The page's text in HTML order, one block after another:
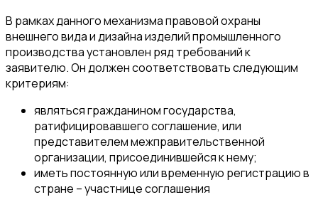
В рамках данного механизма правовой охраны
внешнего вида и дизайна изделий промышленного
производства установлен ряд требований к
заявителю. Он должен соответствовать следующим
критериям:
являться гражданином государства,
ратифицировавшего соглашение, или
представителем межправительственной
организации, присоединившейся к нему;
иметь постоянную или временную регистрацию в
стране – участнице соглашения